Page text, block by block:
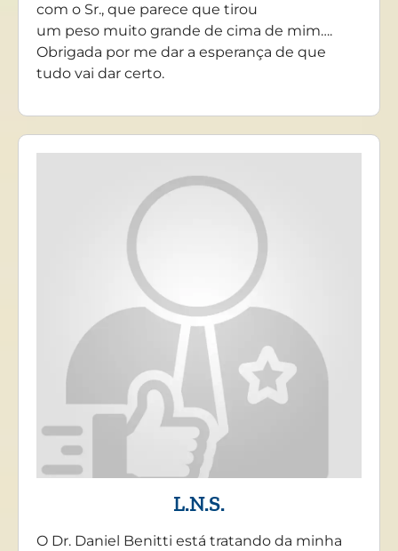
com o Sr., que parece que tirou
um peso muito grande de cima de mim….
Obrigada por me dar a esperança de que
tudo vai dar certo.
L.N.S.
O Dr. Daniel Benitti está tratando da minha